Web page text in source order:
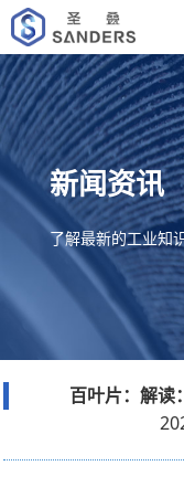
新闻资讯
了解最新的工业知
百叶片：解读